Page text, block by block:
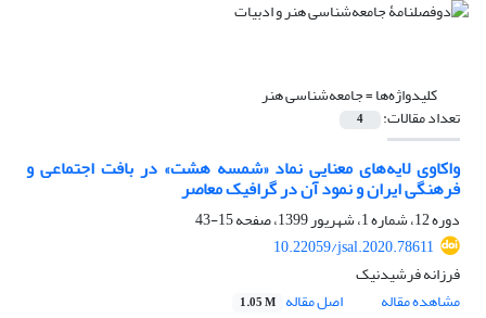
کلیدواژه‌ها =جامعه‌شناسی هنر
تعداد مقالات: 4
واکاوی لایه‌های معنایی نماد «شمسه هشت» در بافت اجتماعی و
فرهنگی ایران و نمود آن در گرافیک معاصر
دوره 12، شماره 1، شهریور 1399، صفحه
15-43
10.22059/jsal.2020.78611
فرزانه فرشیدنیک
مشاهده مقاله
اصل مقاله 1.05 M